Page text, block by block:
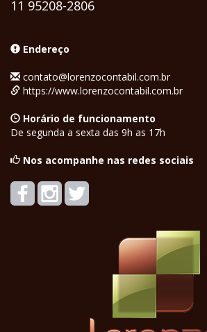
11 95208-2806
Endereço
contato@lorenzocontabil.com.br
https://www.lorenzocontabil.com.br
Horário de funcionamento
De segunda a sexta das 9h as 17h
Nos acompanhe nas redes sociais